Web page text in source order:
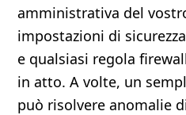
amministrativa del
impostazioni di
e qualsiasi regola
in atto. A volte, un
può risolvere anomalie